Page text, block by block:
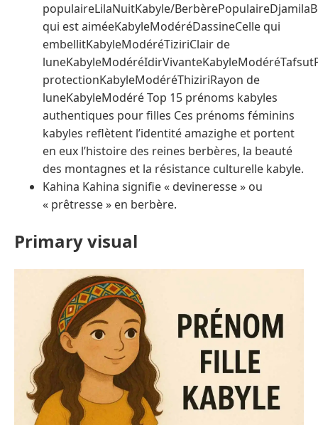
populaireLilaNuitKabyle/
qui est aiméeKabyleModéréDassineCelle qui
embellitKabyleModéréTiziriClair de
protectionKabyleModéréThiziriRayon de
luneKabyleModéré Top 15 prénoms kabyles
authentiques pour filles Ces prénoms féminins
kabyles reflètent l’identité amazighe et portent
en eux l’histoire des reines berbères, la beauté
des montagnes et la résistance culturelle kabyle.
Kahina Kahina signifie « devineresse » ou
« prêtresse » en berbère.
Primary visual